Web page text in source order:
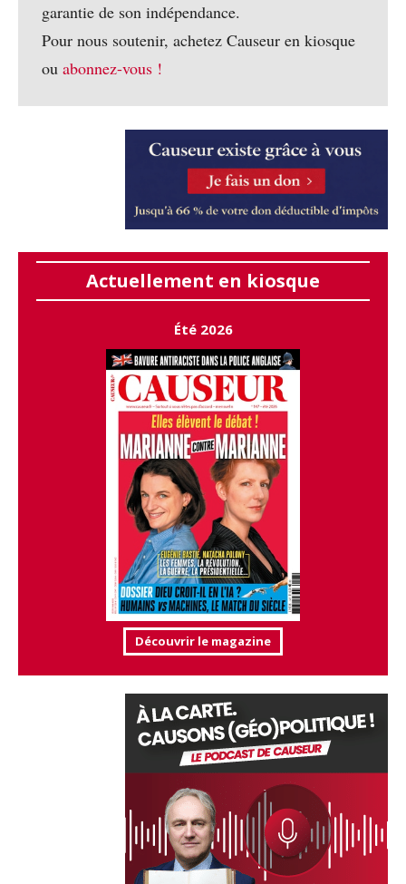
garantie de son indépendance.
Pour nous soutenir, achetez Causeur en kiosque
ou abonnez-vous !
Actuellement en kiosque
Été 2026
Découvrir le magazine